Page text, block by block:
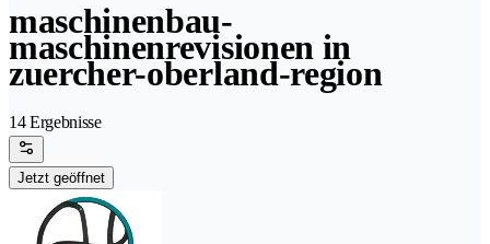
maschinenbau-
maschinenrevisionen in
zuercher-oberland-region
14 Ergebnisse
Jetzt geöffnet